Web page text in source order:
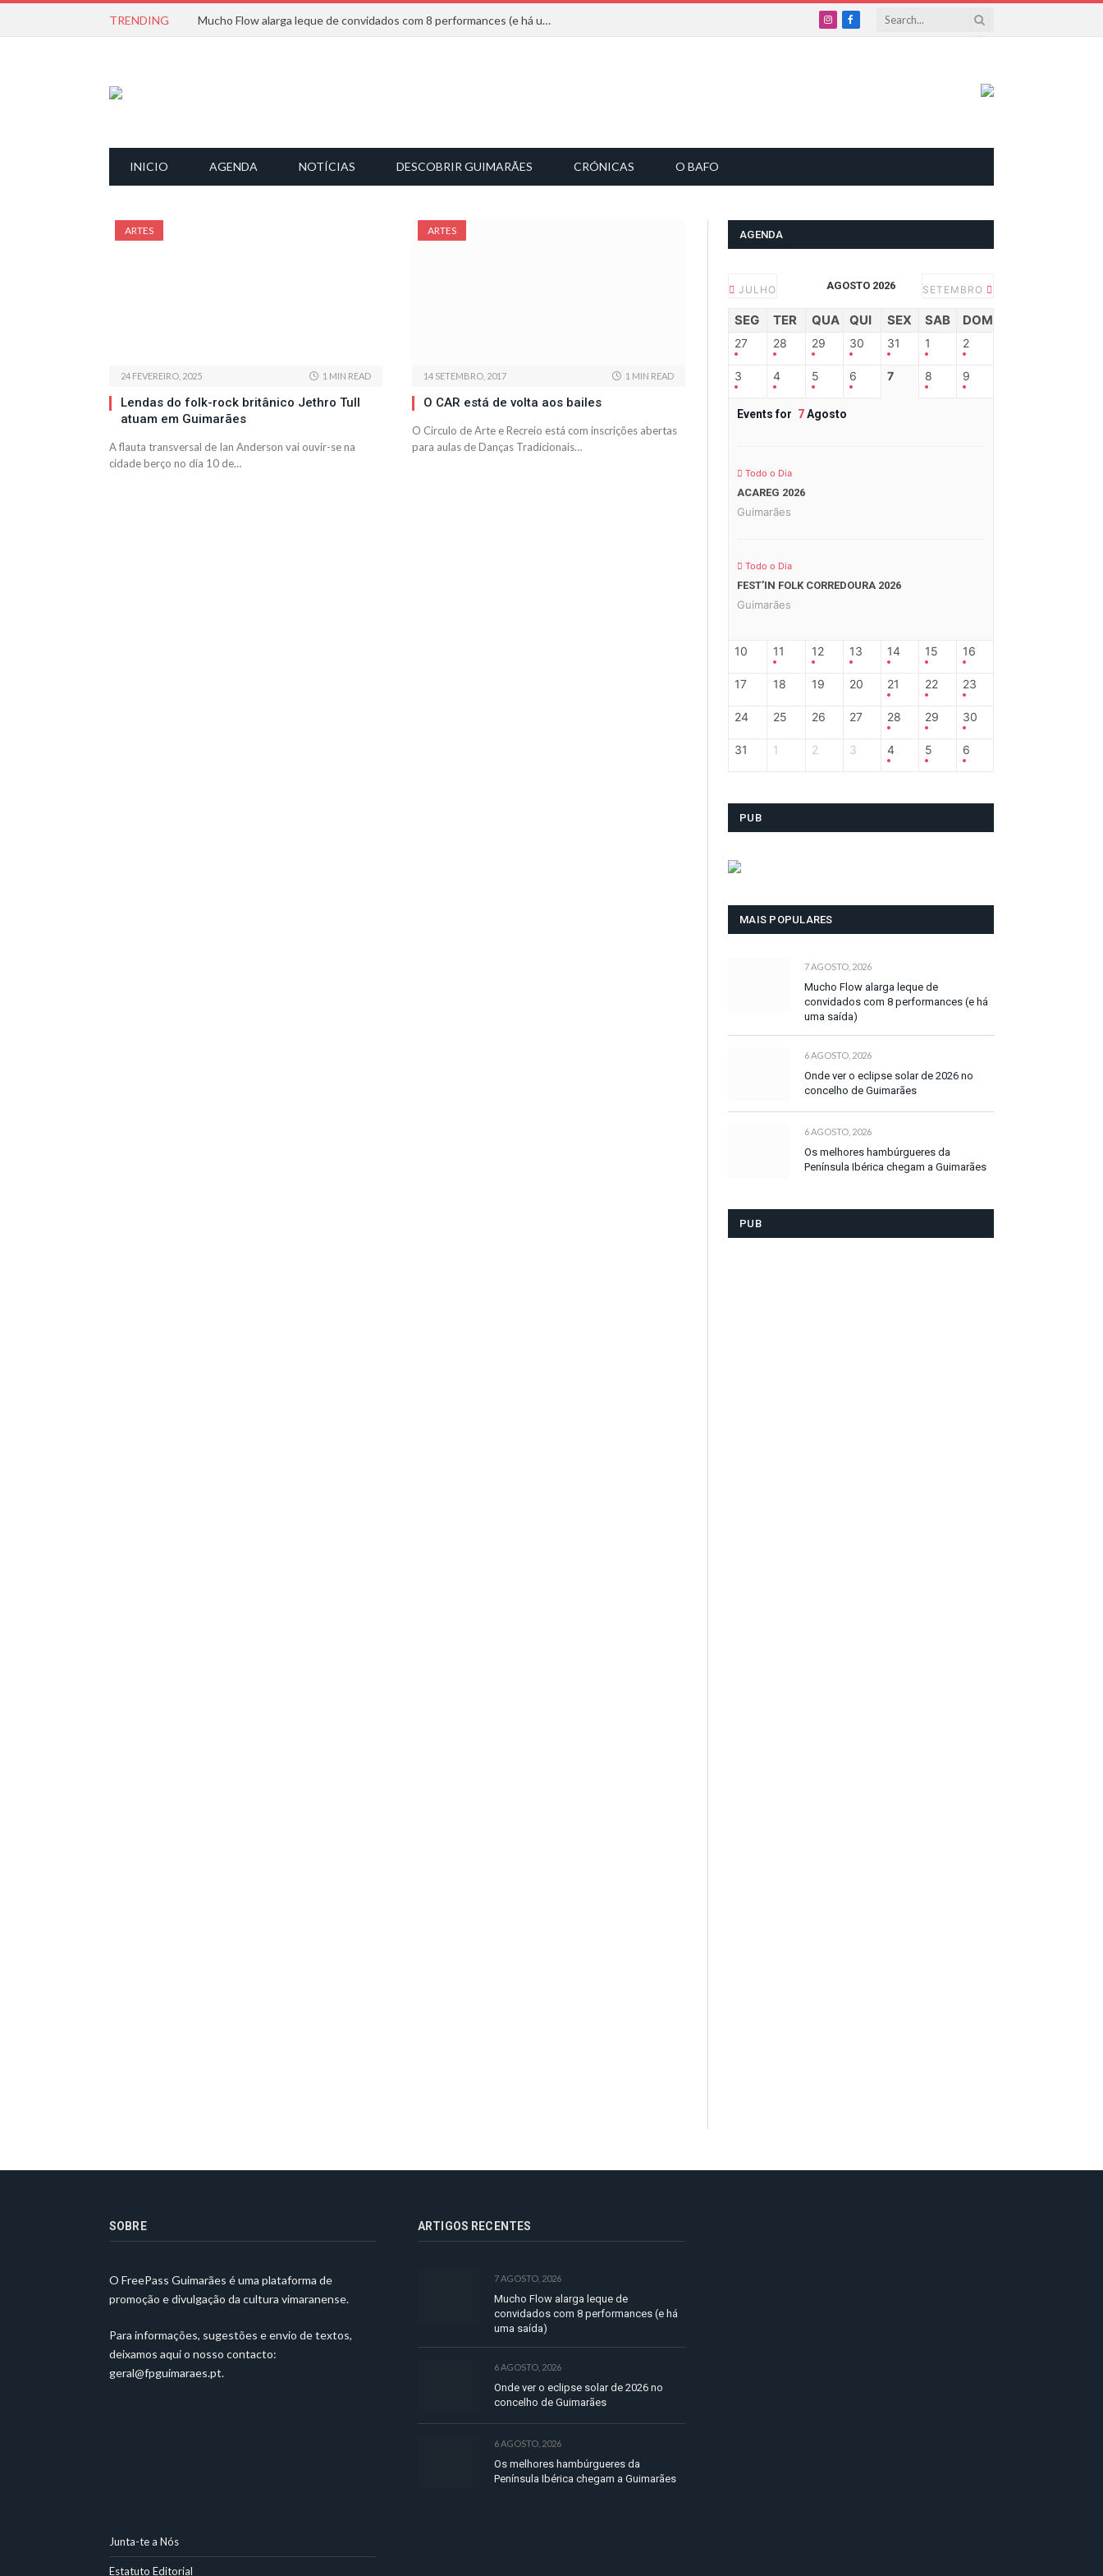
TRENDING Mucho Flow alarga leque de convidados com 8 performances (e há uma saída)
InstagramFacebook
INICIO AGENDA NOTÍCIAS DESCOBRIR GUIMARÃES CRÓNICAS O BAFO
ARTES
24 FEVEREIRO, 2025 1 MIN READ
Lendas do folk-rock britânico Jethro Tull
atuam em Guimarães
A flauta transversal de Ian Anderson vai ouvir-se na
cidade berço no dia 10 de…
ARTES
14 SETEMBRO, 2017 1 MIN READ
O CAR está de volta aos bailes
O Circulo de Arte e Recreio está com inscrições abertas
para aulas de Danças Tradicionais…
AGENDA
JULHO AGOSTO 2026 SETEMBRO
SEG TER QUA QUI SEX SAB DOM
27 28 29 30 31 1 2
3 4 5 6 7 8 9
Events for 7Agosto
Todo o Dia
ACAREG 2026
Guimarães
Todo o Dia
FEST’IN FOLK CORREDOURA 2026
Guimarães
10 11 12 13 14 15 16
17 18 19 20 21 22 23
24 25 26 27 28 29 30
31 1 2 3 4 5 6
PUB
MAIS POPULARES
7 AGOSTO, 2026
Mucho Flow alarga leque de
convidados com 8 performances (e há
uma saída)
6 AGOSTO, 2026
Onde ver o eclipse solar de 2026 no
concelho de Guimarães
6 AGOSTO, 2026
Os melhores hambúrgueres da
Península Ibérica chegam a Guimarães
PUB
SOBRE
O FreePass Guimarães é uma plataforma de
promoção e divulgação da cultura vimaranense.
Para informações, sugestões e envio de textos,
deixamos aqui o nosso contacto:
geral@fpguimaraes.pt.
ARTIGOS RECENTES
7 AGOSTO, 2026
Mucho Flow alarga leque de
convidados com 8 performances (e há
uma saída)
6 AGOSTO, 2026
Onde ver o eclipse solar de 2026 no
concelho de Guimarães
6 AGOSTO, 2026
Os melhores hambúrgueres da
Península Ibérica chegam a Guimarães
Junta-te a Nós
Estatuto Editorial